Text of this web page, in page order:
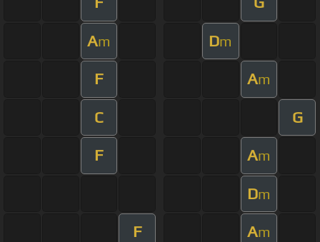
Am Dm
F Am
C G
F Am
Dm
F Am